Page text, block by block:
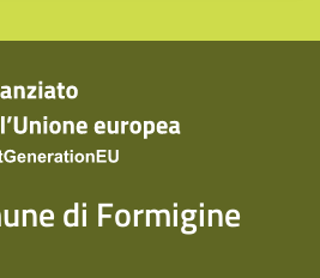
di Formigine